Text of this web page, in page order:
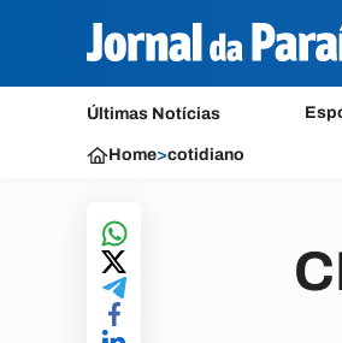
Últimas Notícias
Home>cotidiano